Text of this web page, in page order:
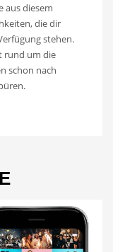
aus diesem
die dir
stehen.
rund um die
schon nach